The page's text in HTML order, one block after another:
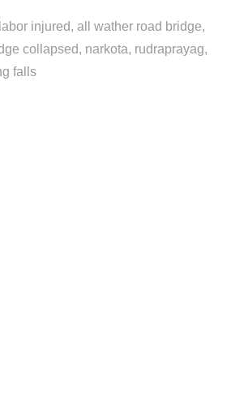
injured all wather road bridge
collapsed narkota rudraprayag
falls